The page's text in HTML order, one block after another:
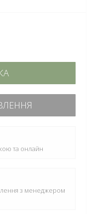
та онлайн
з менеджером